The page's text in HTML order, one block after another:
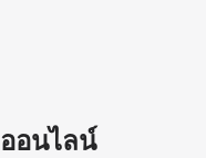
อนไลน์